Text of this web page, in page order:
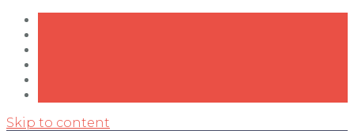
Skip to content